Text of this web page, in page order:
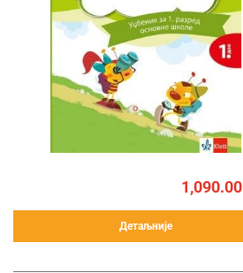
1,090.00
Детаљније